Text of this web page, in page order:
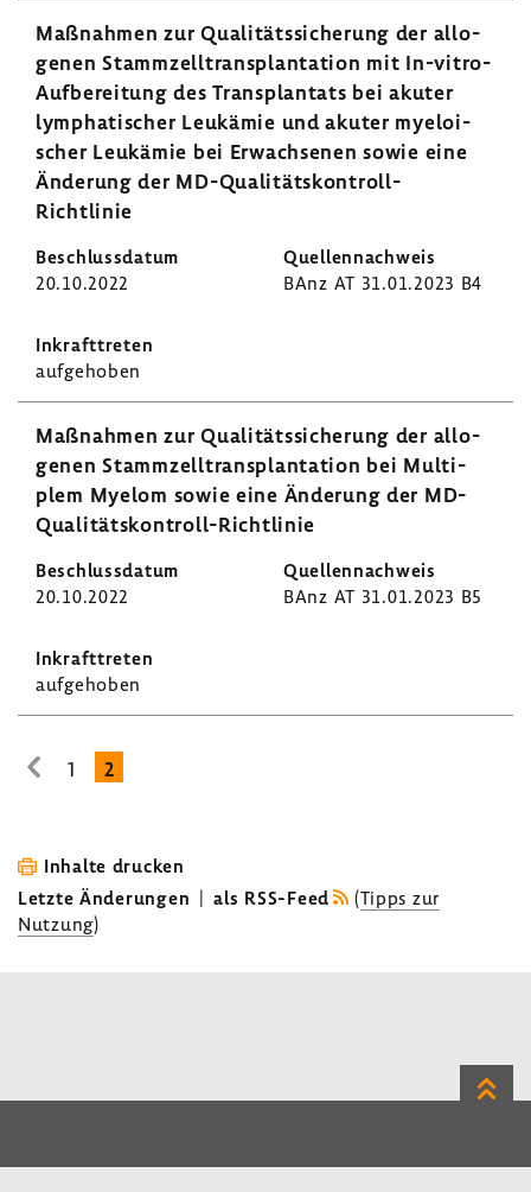
Maßnahmen zur Quali­täts­si­che­rung der allo­
genen Stamm­zell­trans­plan­ta­tion mit In-​vitro-
Aufbereitung des Trans­plan­tats bei akuter
lympha­ti­scher Leuk­ämie und akuter myeloi­
scher Leuk­ämie bei Erwach­senen sowie eine
Ände­rung der MD-​Qualitätskontroll-
Richtlinie
20.10.2022 BAnz AT 31.01.2023 B4
aufge­hoben
Maßnahmen zur Quali­täts­si­che­rung der allo­
genen Stamm­zell­trans­plan­ta­tion bei Multi­
plem Myelom sowie eine Ände­rung der MD-​
Qualitätskontroll-Richtlinie
20.10.2022 BAnz AT 31.01.2023 B5
aufge­hoben
zur
Seite
1 2
Inhalte drucken
Letzte Änderungen | als RSS-Feed (Tipps zur
Nutzung)
Zum